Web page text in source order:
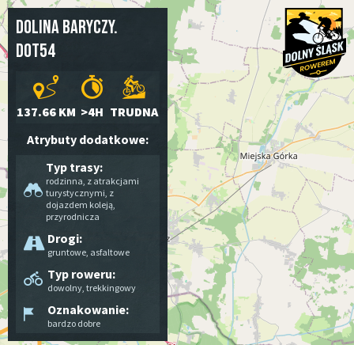
Dolina Baryczy.
DOT54
137.66 KM >4H TRUDNA
Atrybuty dodatkowe:
Typ trasy:
rodzinna, z atrakcjami
turystycznymi, z
dojazdem koleją,
przyrodnicza
Drogi:
gruntowe, asfaltowe
Typ roweru:
dowolny, trekkingowy
Oznakowanie:
bardzo dobre